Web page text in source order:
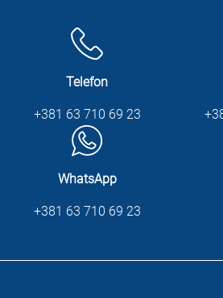
Telefon
+381 63 710 69 23
WhatsApp
+381 63 710 69 23